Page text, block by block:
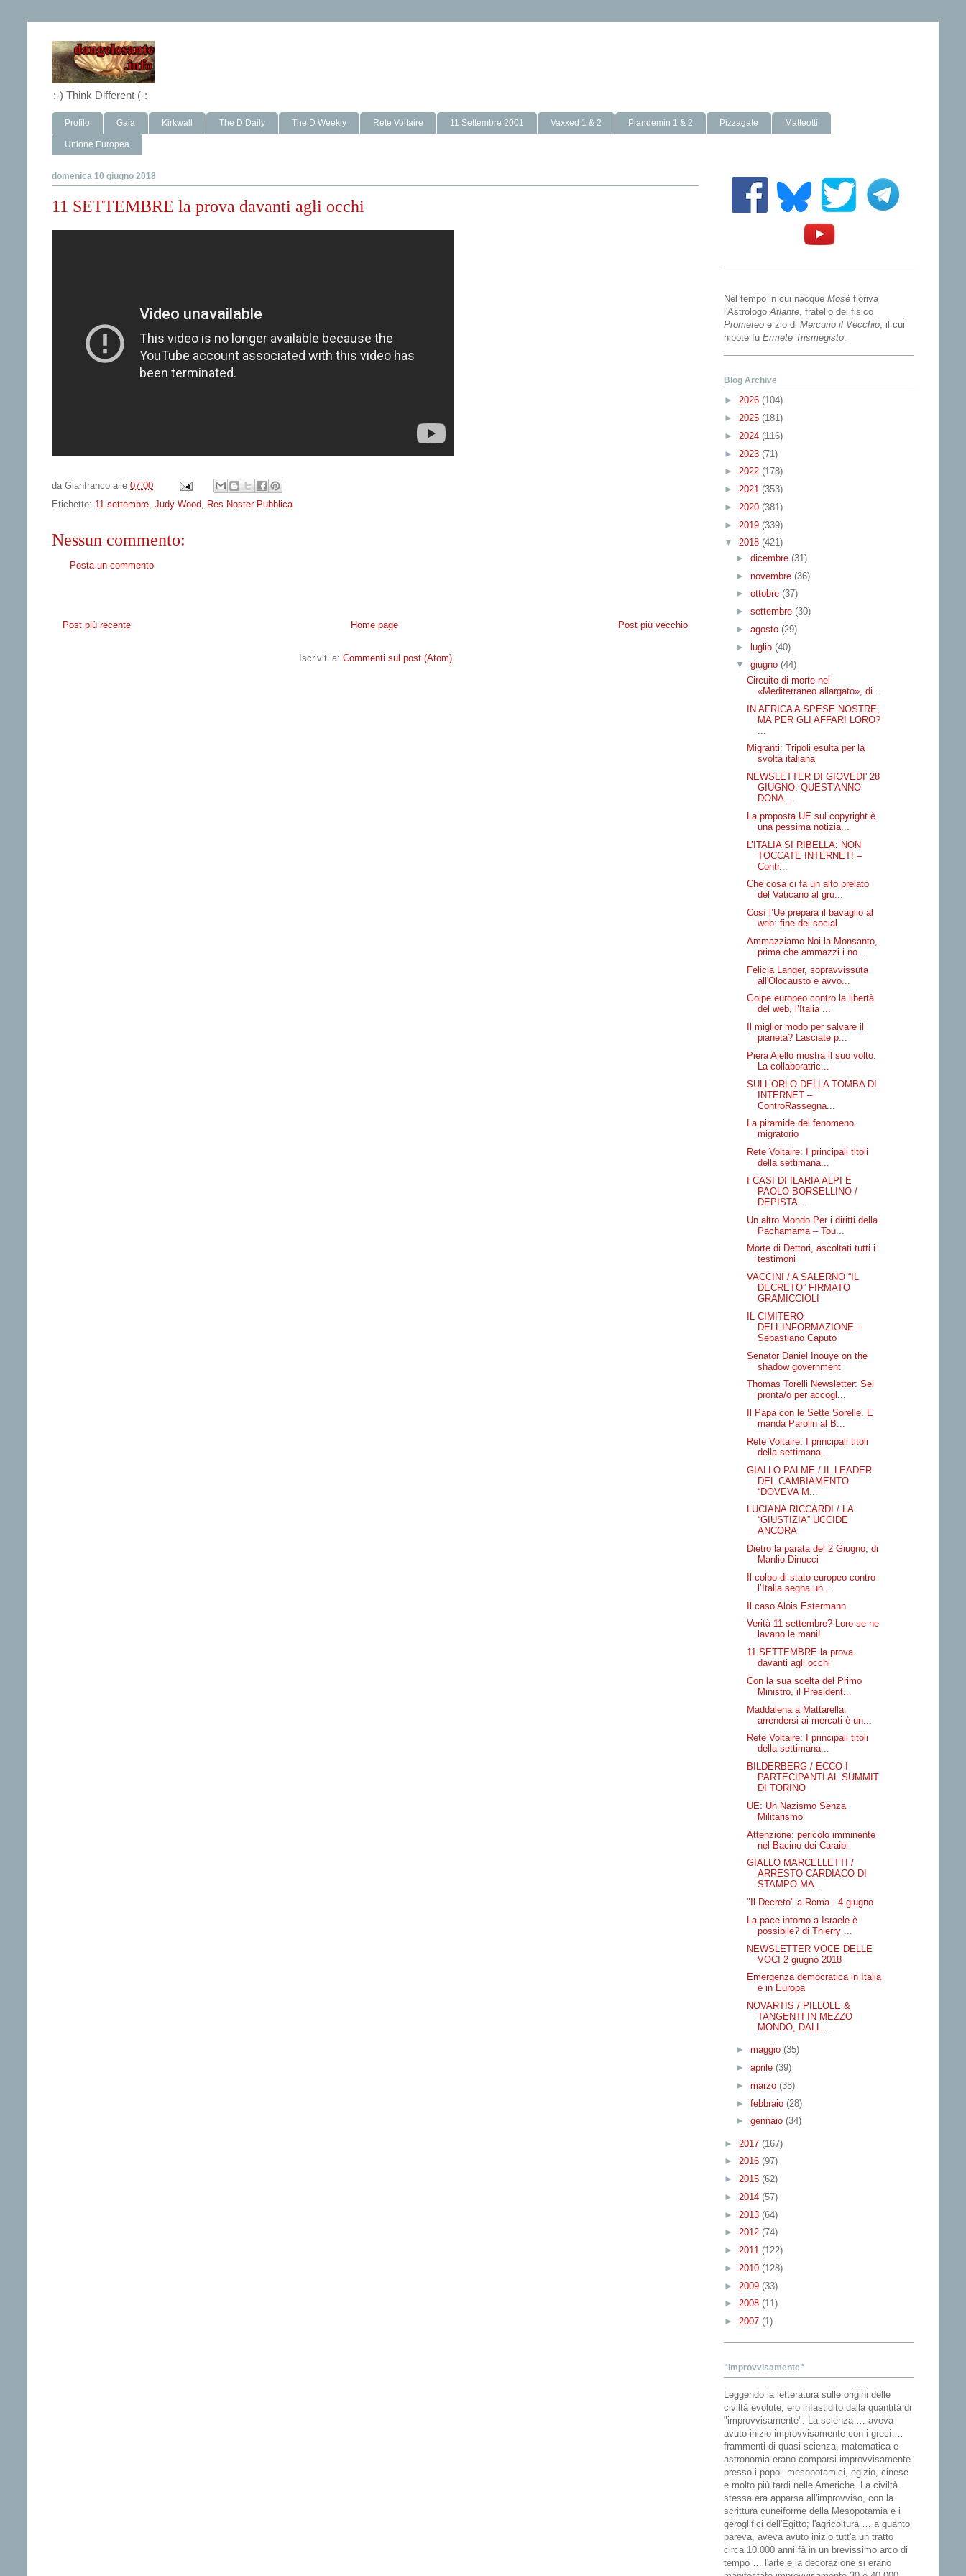
:-) Think Different (-:
Profilo Gaia Kirkwall The D Daily The D Weekly Rete Voltaire 11 Settembre 2001 Vaxxed 1 & 2 Plandemin 1 & 2 Pizzagate Matteotti
Unione Europea
domenica 10 giugno 2018
11 SETTEMBRE la prova davanti agli occhi
da Gianfranco alle 07:00
Etichette: 11 settembre, Judy Wood, Res Noster Pubblica
Nessun commento:
Posta un commento
Post più recente Post più vecchio
Home page
Iscriviti a: Commenti sul post (Atom)
Nel tempo in cui nacque Mosè fioriva
l'Astrologo Atlante , fratello del fisico
Prometeo e zio di Mercurio il Vecchio , il cui
nipote fu Ermete Trismegisto
Blog Archive
► 2026 (104)
► 2025 (181)
► 2024 (116)
► 2023 (71)
► 2022 (178)
► 2021 (353)
► 2020 (381)
► 2019 (339)
▼ 2018 (421)
► dicembre (31)
► novembre (36)
► ottobre (37)
► settembre (30)
► agosto (29)
► luglio (40)
▼ giugno (44)
Circuito di morte nel
«Mediterraneo allargato», di...
IN AFRICA A SPESE NOSTRE,
MA PER GLI AFFARI LORO?
Migranti: Tripoli esulta per la
svolta italiana
NEWSLETTER DI GIOVEDI' 28
GIUGNO: QUEST'ANNO
DONA ...
La proposta UE sul copyright è
una pessima notizia...
L’ITALIA SI RIBELLA: NON
TOCCATE INTERNET! –
Contr...
Che cosa ci fa un alto prelato
del Vaticano al gru...
Così l’Ue prepara il bavaglio al
web: fine dei social
Ammazziamo Noi la Monsanto,
prima che ammazzi i no...
Felicia Langer, sopravvissuta
all'Olocausto e avvo...
Golpe europeo contro la libertà
del web, l’Italia ...
Il miglior modo per salvare il
pianeta? Lasciate p...
Piera Aiello mostra il suo volto.
La collaboratric...
SULL’ORLO DELLA TOMBA DI
INTERNET –
ControRassegna...
La piramide del fenomeno
migratorio
Rete Voltaire: I principali titoli
della settimana...
I CASI DI ILARIA ALPI E
PAOLO BORSELLINO /
DEPISTA...
Un altro Mondo Per i diritti della
Pachamama – Tou...
Morte di Dettori, ascoltati tutti i
testimoni
VACCINI / A SALERNO “IL
DECRETO” FIRMATO
GRAMICCIOLI
IL CIMITERO
DELL’INFORMAZIONE –
Sebastiano Caputo
Senator Daniel Inouye on the
shadow government
Thomas Torelli Newsletter: Sei
pronta/o per accogl...
Il Papa con le Sette Sorelle. E
manda Parolin al B...
Rete Voltaire: I principali titoli
della settimana...
GIALLO PALME / IL LEADER
DEL CAMBIAMENTO
“DOVEVA M...
LUCIANA RICCARDI / LA
“GIUSTIZIA” UCCIDE
ANCORA
Dietro la parata del 2 Giugno, di
Manlio Dinucci
Il colpo di stato europeo contro
l’Italia segna un...
Il caso Alois Estermann
Verità 11 settembre? Loro se ne
lavano le mani!
11 SETTEMBRE la prova
davanti agli occhi
Con la sua scelta del Primo
Ministro, il President...
Maddalena a Mattarella:
arrendersi ai mercati è un...
Rete Voltaire: I principali titoli
della settimana...
BILDERBERG / ECCO I
PARTECIPANTI AL SUMMIT
DI TORINO
UE: Un Nazismo Senza
Militarismo
Attenzione: pericolo imminente
nel Bacino dei Caraibi
GIALLO MARCELLETTI /
ARRESTO CARDIACO DI
STAMPO MA...
"Il Decreto" a Roma - 4 giugno
La pace intorno a Israele è
possibile? di Thierry ...
NEWSLETTER VOCE DELLE
VOCI 2 giugno 2018
Emergenza democratica in Italia
e in Europa
NOVARTIS / PILLOLE &
TANGENTI IN MEZZO
MONDO, DALL...
► maggio (35)
► aprile (39)
► marzo (38)
► febbraio (28)
► gennaio (34)
► 2017 (167)
► 2016 (97)
► 2015 (62)
► 2014 (57)
► 2013 (64)
► 2012 (74)
► 2011 (122)
► 2010 (128)
► 2009 (33)
► 2008 (11)
► 2007 (1)
"Improvvisamente"
Leggendo la letteratura sulle origini delle
civiltà evolute, ero infastidito dalla quantità di
"improvvisamente". La scienza … aveva
avuto inizio improvvisamente con i greci …
frammenti di quasi scienza, matematica e
astronomia erano comparsi improvvisamente
presso i popoli mesopotamici, egizio, cinese
e molto più tardi nelle Americhe. La civiltà
stessa era apparsa all'improvviso, con la
scrittura cuneiforme della Mesopotamia e i
geroglifici dell'Egitto; l'agricoltura … a quanto
pareva, aveva avuto inizio tutt'a un tratto
circa 10.000 anni fà in un brevissimo arco di
tempo … l'arte e la decorazione si erano